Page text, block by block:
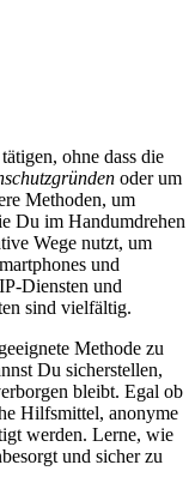
ohne dass die
oder um
Methoden, um
Du im Handumdrehen
Wege nutzt, um
und
Diensten und
sind vielfältig.
Methode zu
Du sicherstellen,
bleibt. Egal ob
Hilfsmittel, anonyme
werden. Lerne, wie
und sicher zu